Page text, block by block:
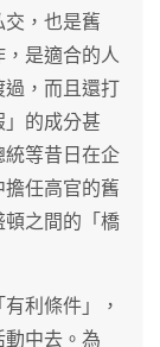
交，也是舊
是適合的人
過，而且還打
的成分甚
統等昔日在企
任高官的舊
頓之間的「橋
利條件」，
中去。為